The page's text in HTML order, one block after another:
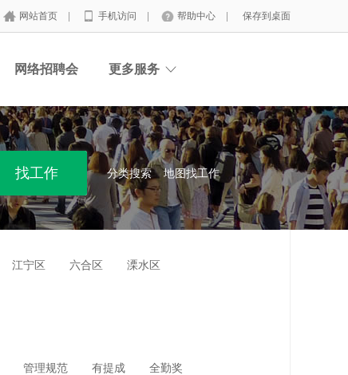
网站首页 手机访问 帮助中心 保存到桌面
网络招聘会 更多服务
分类搜索 地图找工作
江宁区 六合区 溧水区
管理规范 有提成 全勤奖